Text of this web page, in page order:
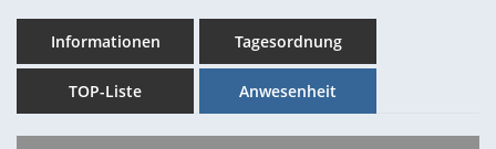
Informationen Tagesordnung
TOP-Liste Anwesenheit